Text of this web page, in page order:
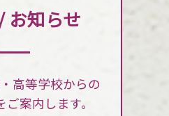
お知らせ
高等学校からの
案内します。